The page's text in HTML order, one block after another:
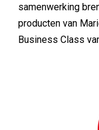
samenwerking
producten van
Business Class